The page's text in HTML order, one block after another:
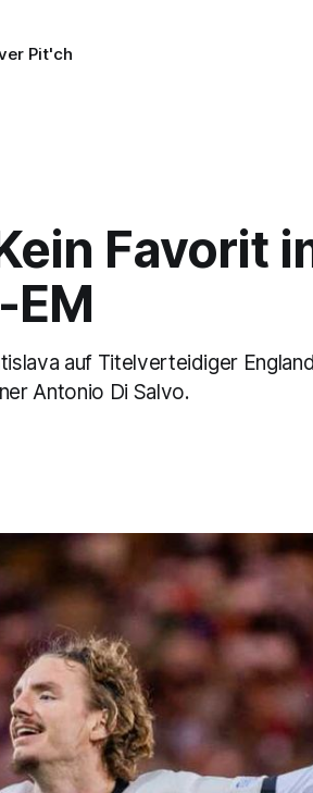
Pit'ch
Favorit
EM
auf Titelverteidiger
Antonio Di Salvo.